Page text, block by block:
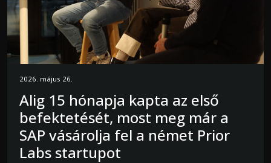
2026. május 26.
Alig 15 hónapja kapta az első
befektetését, most meg már a
SAP vásárolja fel a német Prior
Labs startupot